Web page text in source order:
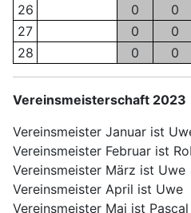
26
0
0
27
0
0
28
0 0
Vereinsmeisterschaft 2023
Vereinsmeister Januar ist
Vereinsmeister Februar ist
Vereinsmeister März ist Uwe
Vereinsmeister April ist Uwe
Vereinsmeister Mai ist Pascal